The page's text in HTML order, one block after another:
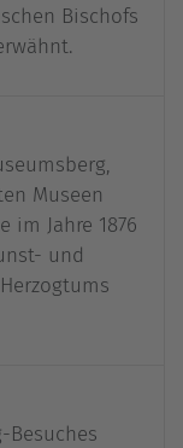
Bischofs
Museen
im Jahre 1876
und